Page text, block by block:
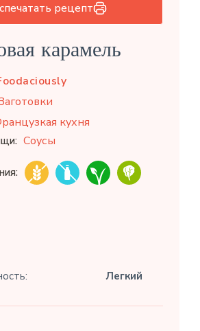
рецепт
карамель
кухня
Соусы
Легкий